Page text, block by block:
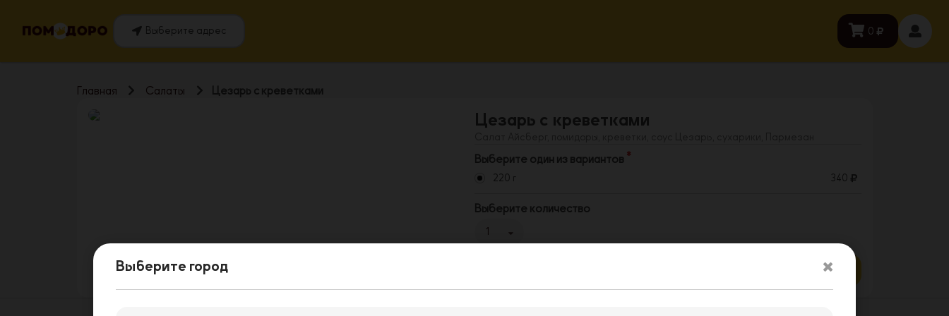
Выберите адрес 0
Главная Салаты Цезарь с креветками
Цезарь с креветками
Выберите один из вариантов
220 г 340
Выберите количество
1
Выберите город